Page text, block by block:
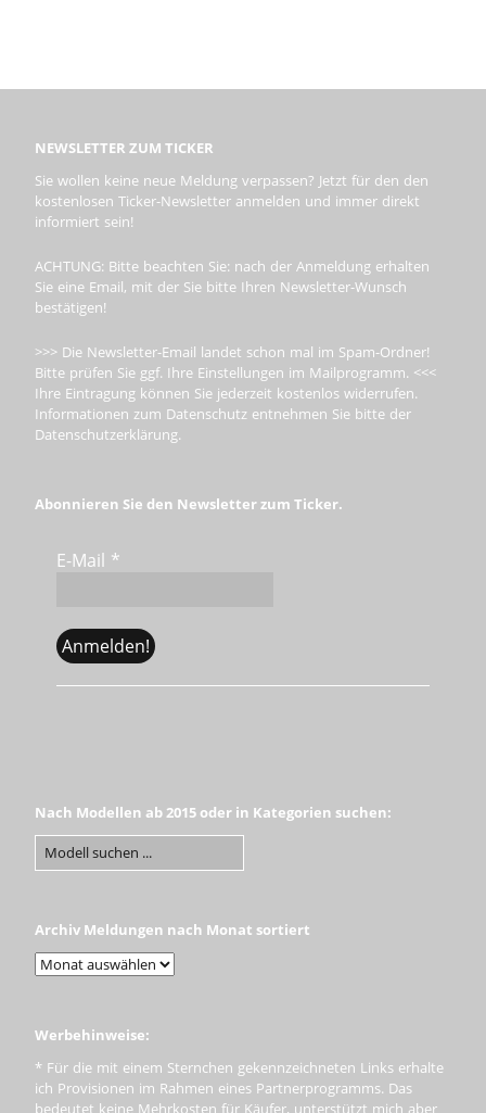
NEWSLETTER ZUM TICKER
Sie wollen keine neue Meldung verpassen? Jetzt für den den
kostenlosen Ticker-Newsletter anmelden und immer direkt
informiert sein!
ACHTUNG: Bitte beachten Sie: nach der Anmeldung erhalten
Sie eine Email, mit der Sie bitte Ihren Newsletter-Wunsch
bestätigen!
>>> Die Newsletter-Email landet schon mal im Spam-Ordner!
Bitte prüfen Sie ggf. Ihre Einstellungen im Mailprogramm. <<<
Ihre Eintragung können Sie jederzeit kostenlos widerrufen.
Informationen zum Datenschutz entnehmen Sie bitte der
Datenschutzerklärung.
Abonnieren Sie den Newsletter zum Ticker.
E-Mail *
Nach Modellen ab 2015 oder in Kategorien suchen:
Archiv Meldungen nach Monat sortiert
Werbehinweise:
* Für die mit einem Sternchen gekennzeichneten Links erhalte
ich Provisionen im Rahmen eines Partnerprogramms. Das
bedeutet keine Mehrkosten für Käufer, unterstützt mich aber